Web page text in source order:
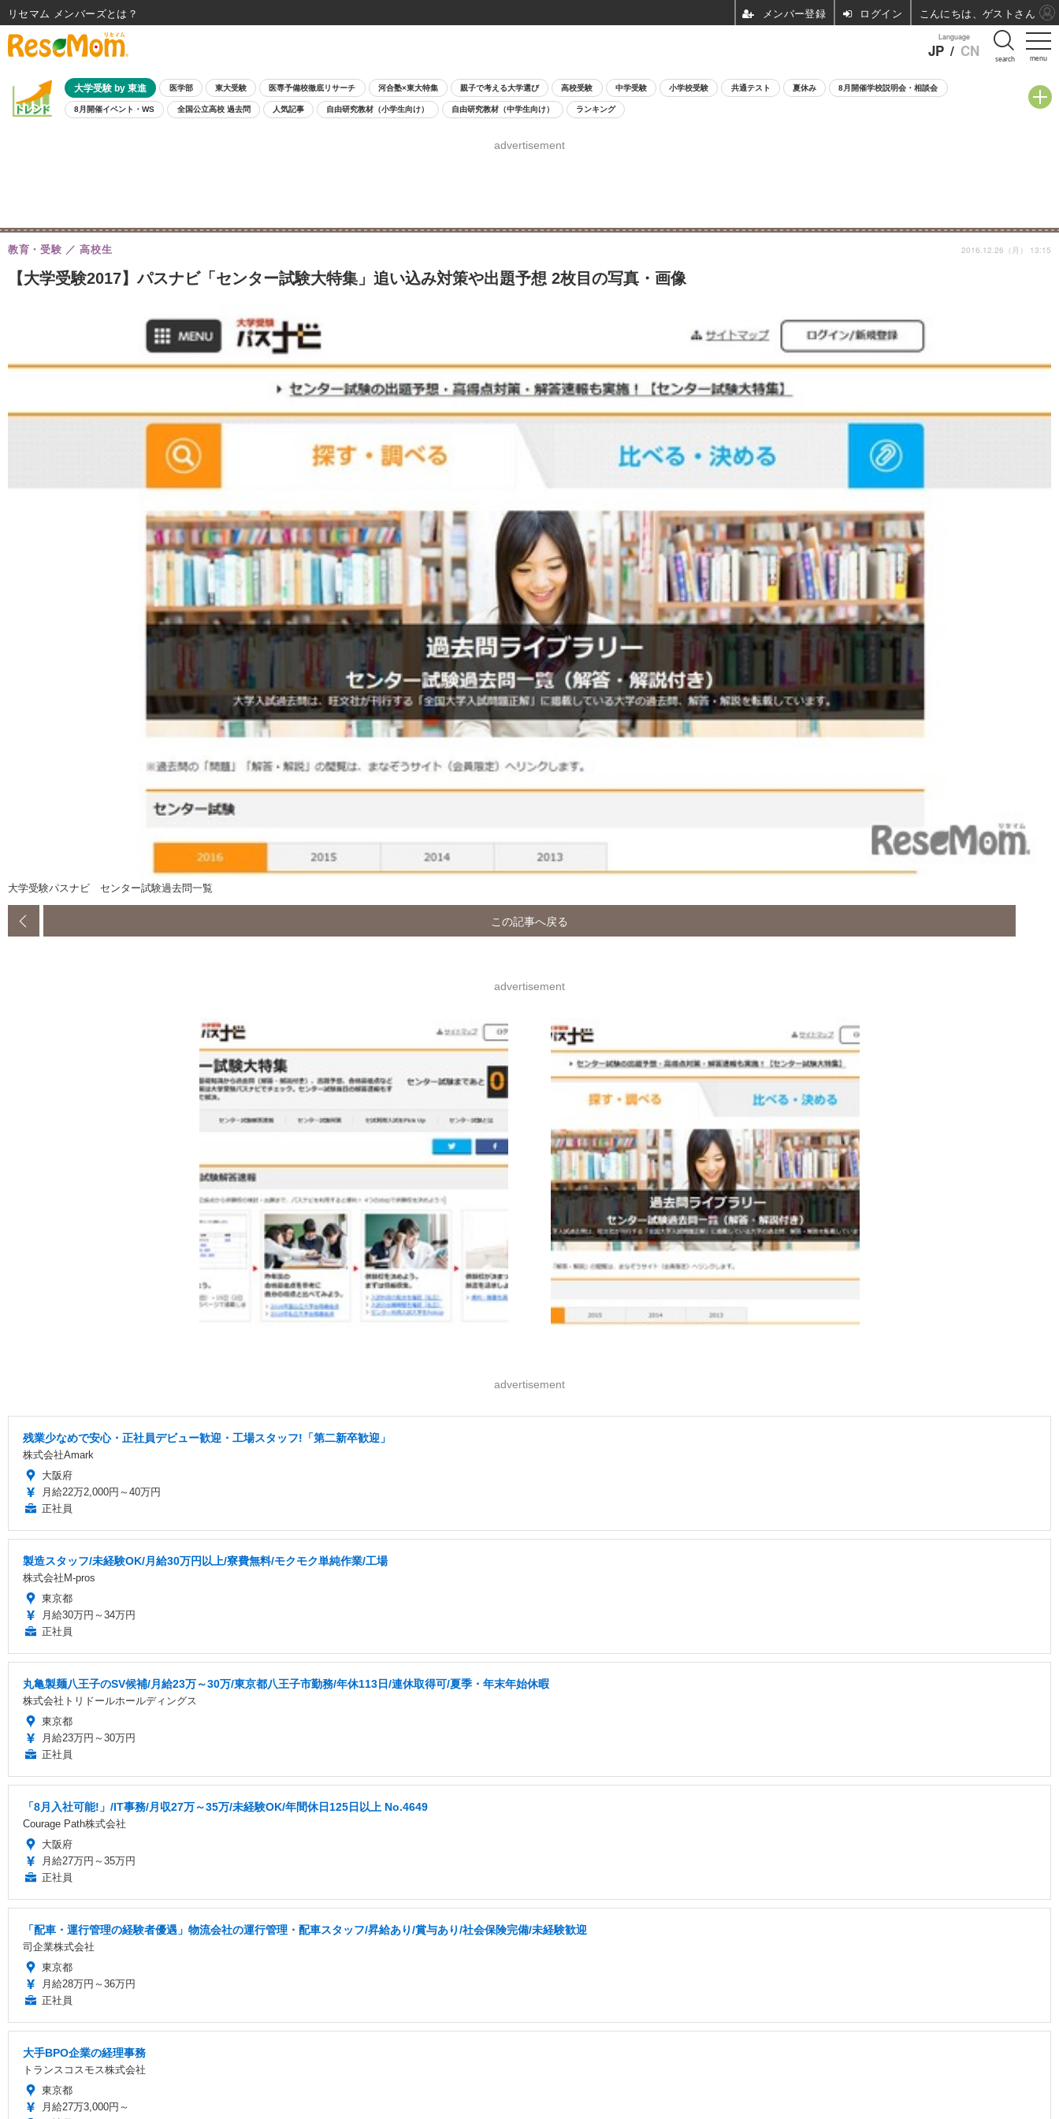
menu
Language
JP / CN search
大学受験 by 東進 医学部 東大受験 医専予備校徹底リサーチ 河合塾×東大特集 親子で考える大学選び 高校受験 中学受験 小学校受験 共通テスト 夏休み 8月開催学校説明会・相談会
8月開催イベント・WS 全国公立高校 過去問 人気記事 自由研究教材（小学生向け） 自由研究教材（中学生向け） ランキング
advertisement
【大学受験2017】パスナビ「センター試験大特集」追い込み対策や出題予想 2枚目の写真・画像
教育・受験 高校生 2016.12.26（月） 13:15
大学受験パスナビ センター試験過去問一覧
この記事へ戻る
advertisement
advertisement
残業少なめで安心・正社員デビュー歓迎・工場スタッフ!「第二新卒歓迎」
株式会社Amark
大阪府
月給22万2,000円～40万円
正社員
製造スタッフ/未経験OK/月給30万円以上/寮費無料/モクモク単純作業/工場
株式会社M-pros
東京都
月給30万円～34万円
正社員
丸亀製麺八王子のSV候補/月給23万～30万/東京都八王子市勤務/年休113日/連休取得可/夏季・年末年始休暇
株式会社トリドールホールディングス
東京都
月給23万円～30万円
正社員
「8月入社可能!」/IT事務/月収27万～35万/未経験OK/年間休日125日以上 No.4649
Courage Path株式会社
大阪府
月給27万円～35万円
正社員
「配車・運行管理の経験者優遇」物流会社の運行管理・配車スタッフ/昇給あり/賞与あり/社会保険完備/未経験歓迎
司企業株式会社
東京都
月給28万円～36万円
正社員
大手BPO企業の経理事務
トランスコスモス株式会社
東京都
月給27万3,000円～
リセマム メンバーズ ログイン こんにちは、ゲストさん